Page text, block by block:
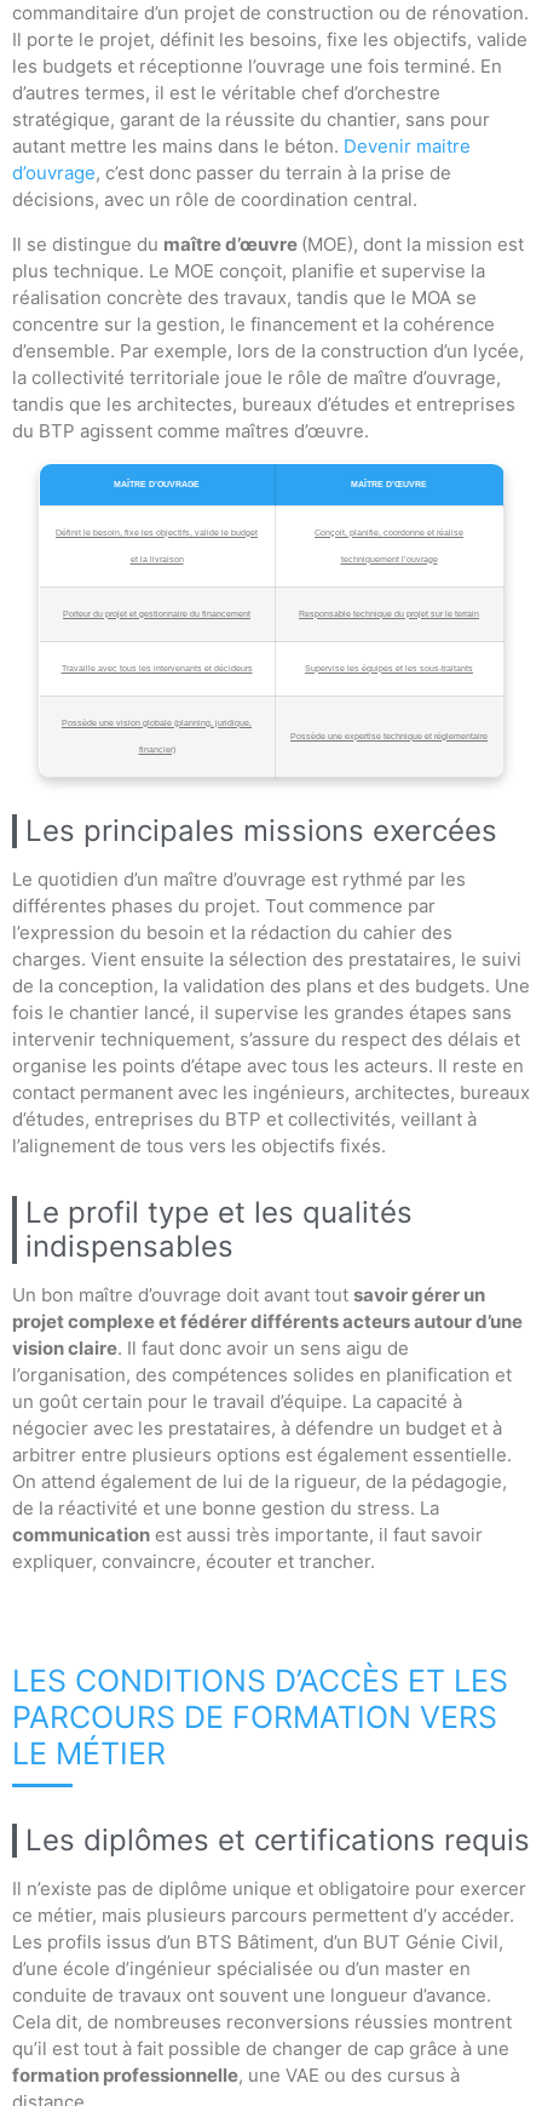
commanditaire d’un projet de construction ou de rénovation.
Il porte le projet, définit les besoins, fixe les objectifs, valide
les budgets et réceptionne l’ouvrage une fois terminé. En
d’autres termes, il est le véritable chef d’orchestre
stratégique, garant de la réussite du chantier, sans pour
autant mettre les mains dans le béton. Devenir maitre
d’ouvrage, c’est donc passer du terrain à la prise de
décisions, avec un rôle de coordination central.
Il se distingue du maître d’œuvre (MOE), dont la mission est
plus technique. Le MOE conçoit, planifie et supervise la
réalisation concrète des travaux, tandis que le MOA se
concentre sur la gestion, le financement et la cohérence
d’ensemble. Par exemple, lors de la construction d’un lycée,
la collectivité territoriale joue le rôle de maître d’ouvrage,
tandis que les architectes, bureaux d’études et entreprises
du BTP agissent comme maîtres d’œuvre.
MAÎTRE D’OUVRAGE MAÎTRE D’ŒUVRE
Définit le besoin, fixe les objectifs, valide le budget
et la livraison
Conçoit, planifie, coordonne et réalise
techniquement l’ouvrage
Porteur du projet et gestionnaire du financement Responsable technique du projet sur le terrain
Travaille avec tous les intervenants et décideurs Supervise les équipes et les sous-traitants
Possède une vision globale (planning, juridique,
financier)
Possède une expertise technique et réglementaire
Les principales missions exercées
Le quotidien d’un maître d’ouvrage est rythmé par les
différentes phases du projet. Tout commence par
l’expression du besoin et la rédaction du cahier des
charges. Vient ensuite la sélection des prestataires, le suivi
de la conception, la validation des plans et des budgets. Une
fois le chantier lancé, il supervise les grandes étapes sans
intervenir techniquement, s’assure du respect des délais et
organise les points d’étape avec tous les acteurs. Il reste en
contact permanent avec les ingénieurs, architectes, bureaux
d’études, entreprises du BTP et collectivités, veillant à
l’alignement de tous vers les objectifs fixés.
Le profil type et les qualités
indispensables
Un bon maître d’ouvrage doit avant tout savoir gérer un
projet complexe et fédérer différents acteurs autour d’une
vision claire. Il faut donc avoir un sens aigu de
l’organisation, des compétences solides en planification et
un goût certain pour le travail d’équipe. La capacité à
négocier avec les prestataires, à défendre un budget et à
arbitrer entre plusieurs options est également essentielle.
On attend également de lui de la rigueur, de la pédagogie,
de la réactivité et une bonne gestion du stress. La
communication est aussi très importante, il faut savoir
expliquer, convaincre, écouter et trancher.
LES CONDITIONS D’ACCÈS ET LES
PARCOURS DE FORMATION VERS
LE MÉTIER
Les diplômes et certifications requis
Il n’existe pas de diplôme unique et obligatoire pour exercer
ce métier, mais plusieurs parcours permettent d’y accéder.
Les profils issus d’un BTS Bâtiment, d’un BUT Génie Civil,
d’une école d’ingénieur spécialisée ou d’un master en
conduite de travaux ont souvent une longueur d’avance.
Cela dit, de nombreuses reconversions réussies montrent
qu’il est tout à fait possible de changer de cap grâce à une
formation professionnelle, une VAE ou des cursus à